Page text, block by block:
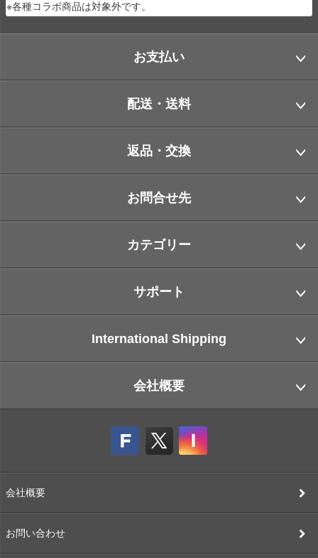
※各種コラボ商品は対象外です。
お支払い
配送・送料
返品・交換
お問合せ先
カテゴリー
サポート
International Shipping
会社概要
会社概要
お問い合わせ